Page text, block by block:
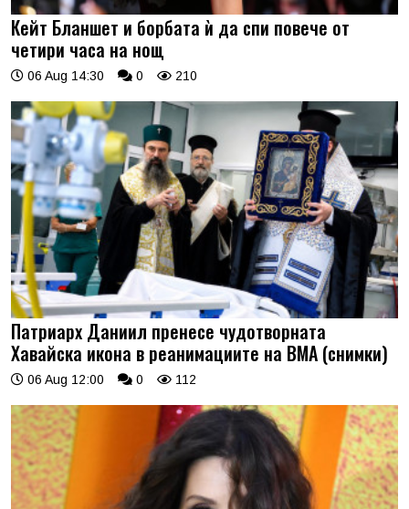
Кейт Бланшет и борбата ѝ да спи повече от
четири часа на нощ
06 Aug 14:30 0 210
Патриарх Даниил пренесе чудотворната
Хавайска икона в реанимациите на ВМА (снимки)
06 Aug 12:00 0 112